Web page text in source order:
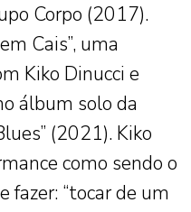
Corpo (2017).
Cais”, uma
Kiko Dinucci e
álbum solo da
(2021). Kiko
como sendo o
fazer: “tocar de um